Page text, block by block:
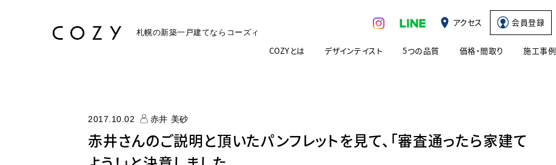
札幌の新築一戸建てなら コーズィ
アクセス 会員登録
COZYとは デザインテイスト 5つの品質 価格・間取り 施工事例
2017.10.02 赤井 美砂
赤井さんのご説明と頂いたパンフレットを見て、「審査通ったら家建て